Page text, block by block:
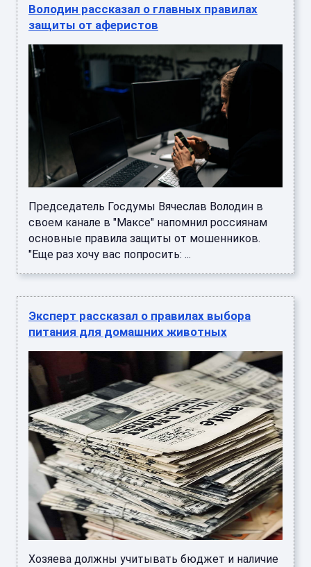
Володин рассказал о главных правилах
защиты от аферистов
Председатель Госдумы Вячеслав Володин в
своем канале в "Максе" напомнил россиянам
основные правила защиты от мошенников.
"Еще раз хочу вас попросить: ...
Эксперт рассказал о правилах выбора
питания для домашних животных
Хозяева должны учитывать бюджет и наличие